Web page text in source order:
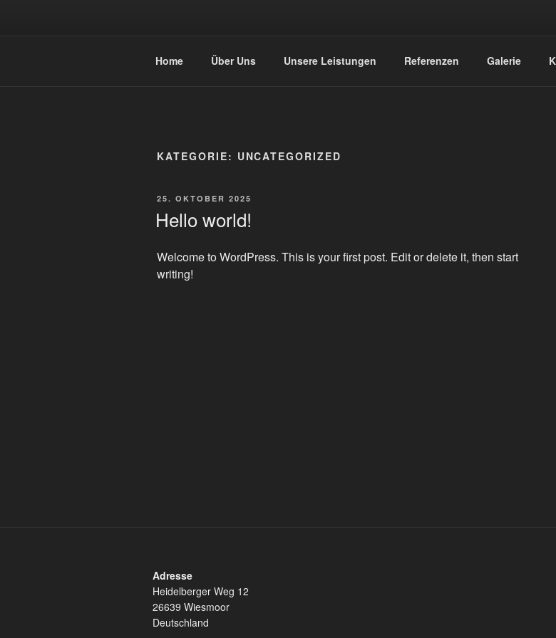
STEREOSOUND
Home Über Uns Unsere Leistungen Referenzen Galerie
KATEGORIE: UNCATEGORIZED
VERÖFFENTLICHT
25. OKTOBER 2025
Hello world!
Welcome to WordPress. This is your first post. Edit or delete it, then start
writing!
Adresse
Heidelberger Weg 12
26639 Wiesmoor
Deutschland